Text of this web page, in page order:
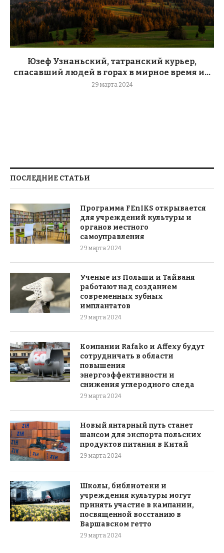
Юзеф Узнаньский, татранский курьер,
спасавший людей в горах в мирное время и...
29 марта 2024
ПОСЛЕДНИЕ СТАТЬИ
Программа FEnIKS открывается
для учреждений культуры и
органов местного
самоуправления
29 марта 2024
Ученые из Польши и Тайваня
работают над созданием
современных зубных
имплантатов
29 марта 2024
Компании Rafako и Affexy будут
сотрудничать в области
повышения
энергоэффективности и
снижения углеродного следа
29 марта 2024
Новый янтарный путь станет
шансом для экспорта польских
продуктов питания в Китай
29 марта 2024
Школы, библиотеки и
учреждения культуры могут
принять участие в кампании,
посвященной восстанию в
Варшавском гетто
29 марта 2024